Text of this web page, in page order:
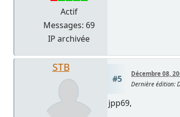
Actif
Messages: 69
IP archivée
STB
#5
Décembre 08,
Dernière édition:
jpp69,